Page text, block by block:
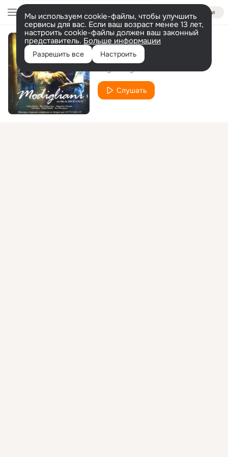
Войти
Мы используем cookie-файлы, чтобы улучшить
сервисы для вас. Если ваш возраст менее 13 лет,
настроить cookie-файлы должен ваш законный
представитель. Больше информации
Разрешить все Настроить
Rich Beyond Belief
Слушать